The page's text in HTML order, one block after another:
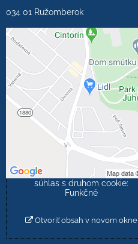
034 01 Ružomberok
Externý obsah je
blokovaný Voľbami
súkromia
Prajete si načítať externý
obsah?
Povoliť tentokrát
Povoliť a zapamätať -
súhlas s druhom cookie:
Funkčné
Otvoriť obsah v novom okne